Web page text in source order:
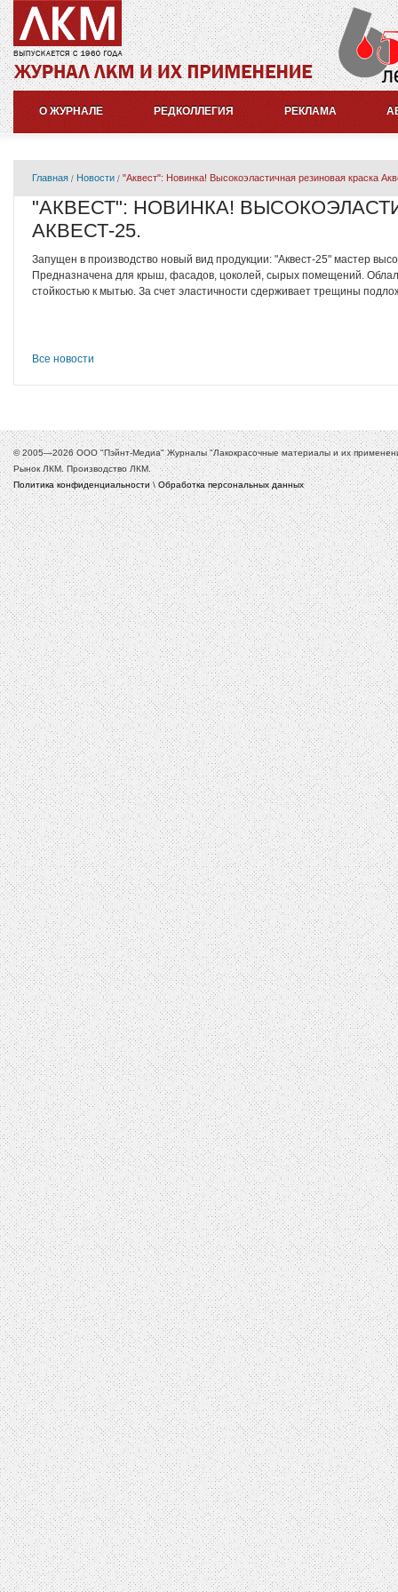
О ЖУРНАЛЕ РЕДКОЛЛЕГИЯ РЕКЛАМА
Главная Новости "Аквест": Новинка! Высокоэластичная резиновая краска
"АКВЕСТ": НОВИНКА!
АКВЕСТ-25.
Запущен в производство новый вид продукции: "Аквест-25" мастер
Предназначена для крыш, фасадов, цоколей, сырых помещений.
стойкостью к мытью. За счет эластичности сдерживает трещины
Все новости
© 2005—2026 ООО "Пэйнт-Медиа" Журналы "Лакокрасочные материалы и их
Рынок ЛКМ. Производство ЛКМ.
Политика конфиденциальности\Обработка персональных данных